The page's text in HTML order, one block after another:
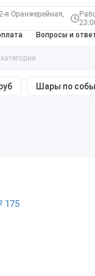
я Оранжерейная,
Вопросы и
Шары по